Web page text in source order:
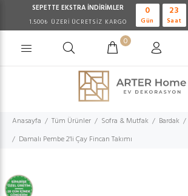
SEPETTE EKSTRA İNDİRİMLER
1.500₺ ÜZERİ ÜCRETSİZ KARGO
0
Gün
23
Saat
0
Anasayfa Tüm Ürünler Sofra & Mutfak Bardak
Damalı Pembe 2'li Çay Fincan Takımı